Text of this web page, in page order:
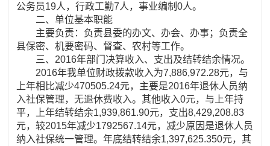
公务员19人，行政工勤7人，事业编制0人。
二、单位基本职能
主要负责：负责县委的办文、办会、办事；负责全
县保密、机要密码、督查、农村等工作。
三、2016年部门决算收入、支出及结转结余情况。
2016年我单位财政拨款收入为7,886,972.28元，与
上年相比减少470505.24元，主要是2016年退休人员纳
入社保管理，无退休费收入。其他收入0元，与上年持
平，上年结转结余1,939,861.90元，支出8,429,208.83
元，较2015年减少1792567.14元，减少原因是退休人员
纳入社保统一管理。年底结转结余1,397,625.350元，其